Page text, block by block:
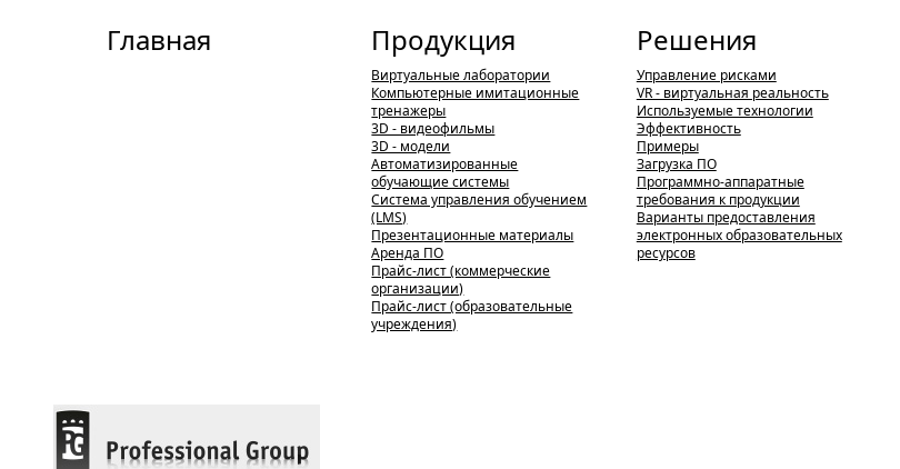
Главная Продукция
Виртуальные лаборатории
Компьютерные имитационные
тренажеры
3D - видеофильмы
3D - модели
Автоматизированные
обучающие системы
Система управления обучением
(LMS)
Презентационные материалы
Аренда ПО
Прайс-лист (коммерческие
организации)
Прайс-лист (образовательные
учреждения)
Решения
Управление рисками
VR - виртуальная реальность
Используемые технологии
Эффективность
Примеры
Загрузка ПО
Программно-аппаратные
требования к продукции
Варианты предоставления
электронных образовательных
ресурсов